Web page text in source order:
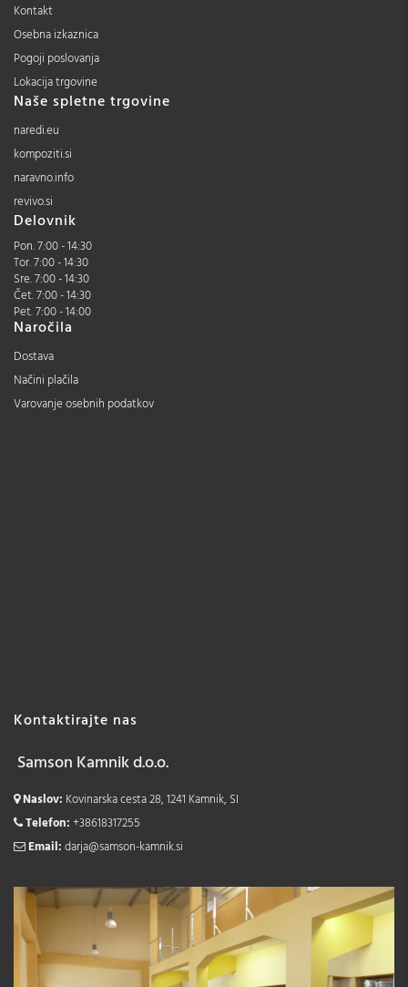
Kontakt
Osebna izkaznica
Pogoji poslovanja
Lokacija trgovine
Naše spletne trgovine
naredi.eu
kompoziti.si
naravno.info
revivo.si
Delovnik
Pon. 7:00 - 14:30
Tor. 7:00 - 14:30
Sre. 7:00 - 14:30
Čet. 7:00 - 14:30
Pet. 7:00 - 14:00
Naročila
Dostava
Načini plačila
Varovanje osebnih podatkov
Kontaktirajte nas
Samson Kamnik d.o.o.
Naslov: Kovinarska cesta 28, 1241 Kamnik, SI
Telefon:+38618317255
Email:darja@samson-kamnik.si